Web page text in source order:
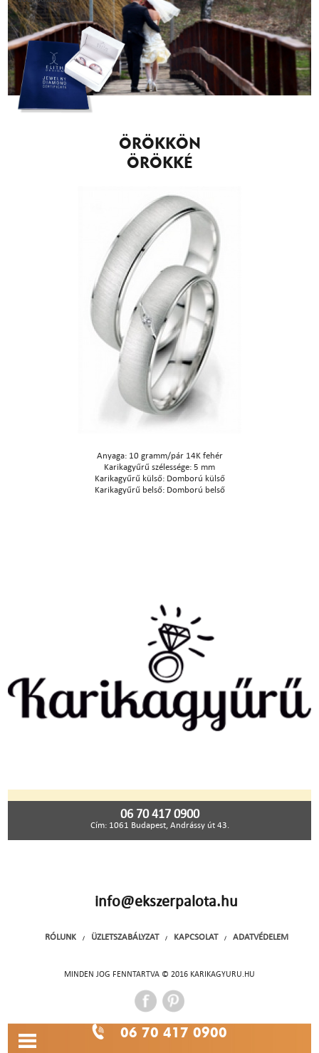
ÖRÖKKÖN
ÖRÖKKÉ
Anyaga: 10 gramm/pár 14K fehér
Karikagyűrű szélessége: 5 mm
Karikagyűrű külső: Domború külső
Karikagyűrű belső: Domború belső
06 70 417 0900
Cím: 1061 Budapest, Andrássy út 43.
info@ekszerpalota.hu
RÓLUNK / ÜZLETSZABÁLYZAT / KAPCSOLAT / ADATVÉDELEM
MINDEN JOG FENNTARTVA © 2016 KARIKAGYURU.HU
06 70 417 0900